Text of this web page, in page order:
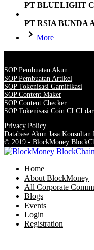
PT BLUELIGHT
PT RSIA BUNDA
More
SOP Pembuatan Akun
SOP Pembuatan Artikel
SOP Tokenisasi Gamifikasi
SOP Content Maker
SOP Content Checker
SOP Tokenisasi Coin CLCI
Privacy Policy
Database Akun Jasa
© 2019 - BlockMoney
Home
About BlockMoney
All Corporate
Blogs
Events
Login
Registration